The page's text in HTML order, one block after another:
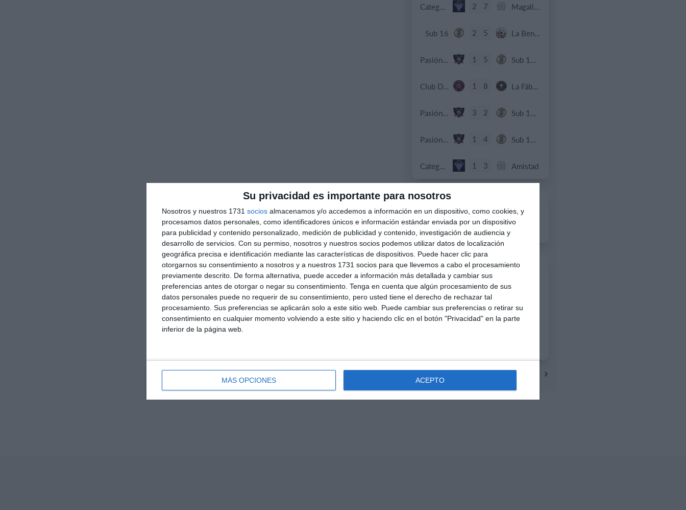
Su privacidad es importante para nosotros
Nosotros y nuestros 1731 socios almacenamos y/o accedemos a información en un dispositivo, como cookies, y
procesamos datos personales, como identificadores únicos e información estándar enviada por un dispositivo
para publicidad y contenido personalizado, medición de publicidad y contenido, investigación de audiencia y
desarrollo de servicios. Con su permiso, nosotros y nuestros socios podemos utilizar datos de localización
geográfica precisa e identificación mediante las características de dispositivos. Puede hacer clic para
otorgarnos su consentimiento a nosotros y a nuestros 1731 socios para que llevemos a cabo el procesamiento
previamente descrito. De forma alternativa, puede acceder a información más detallada y cambiar sus
preferencias antes de otorgar o negar su consentimiento. Tenga en cuenta que algún procesamiento de sus
datos personales puede no requerir de su consentimiento, pero usted tiene el derecho de rechazar tal
procesamiento. Sus preferencias se aplicarán solo a este sitio web. Puede cambiar sus preferencias o retirar su
consentimiento en cualquier momento volviendo a este sitio y haciendo clic en el botón "Privacidad" en la parte
inferior de la página web.
MÁS OPCIONES ACEPTO
Categoria C17 2 7 Magallanes fc
Sub 16 2 5 La Bendición de Dios
Pasión Futsal 1 5 Sub 15 (Distrito)
Club Deportivo Santa Rosa 1 8 La Fábrica de Chocolate
Pasión Futsal 3 2 Sub 12 Avanzado
Pasión Futsal 1 4 Sub 10 Avanzado
Categoria Primera 1 3 Amistad
Sub 10 Avanzado 3 1
31. julio
Sub 10 Avanzado 1
Sub 16 3 0
Siguiente